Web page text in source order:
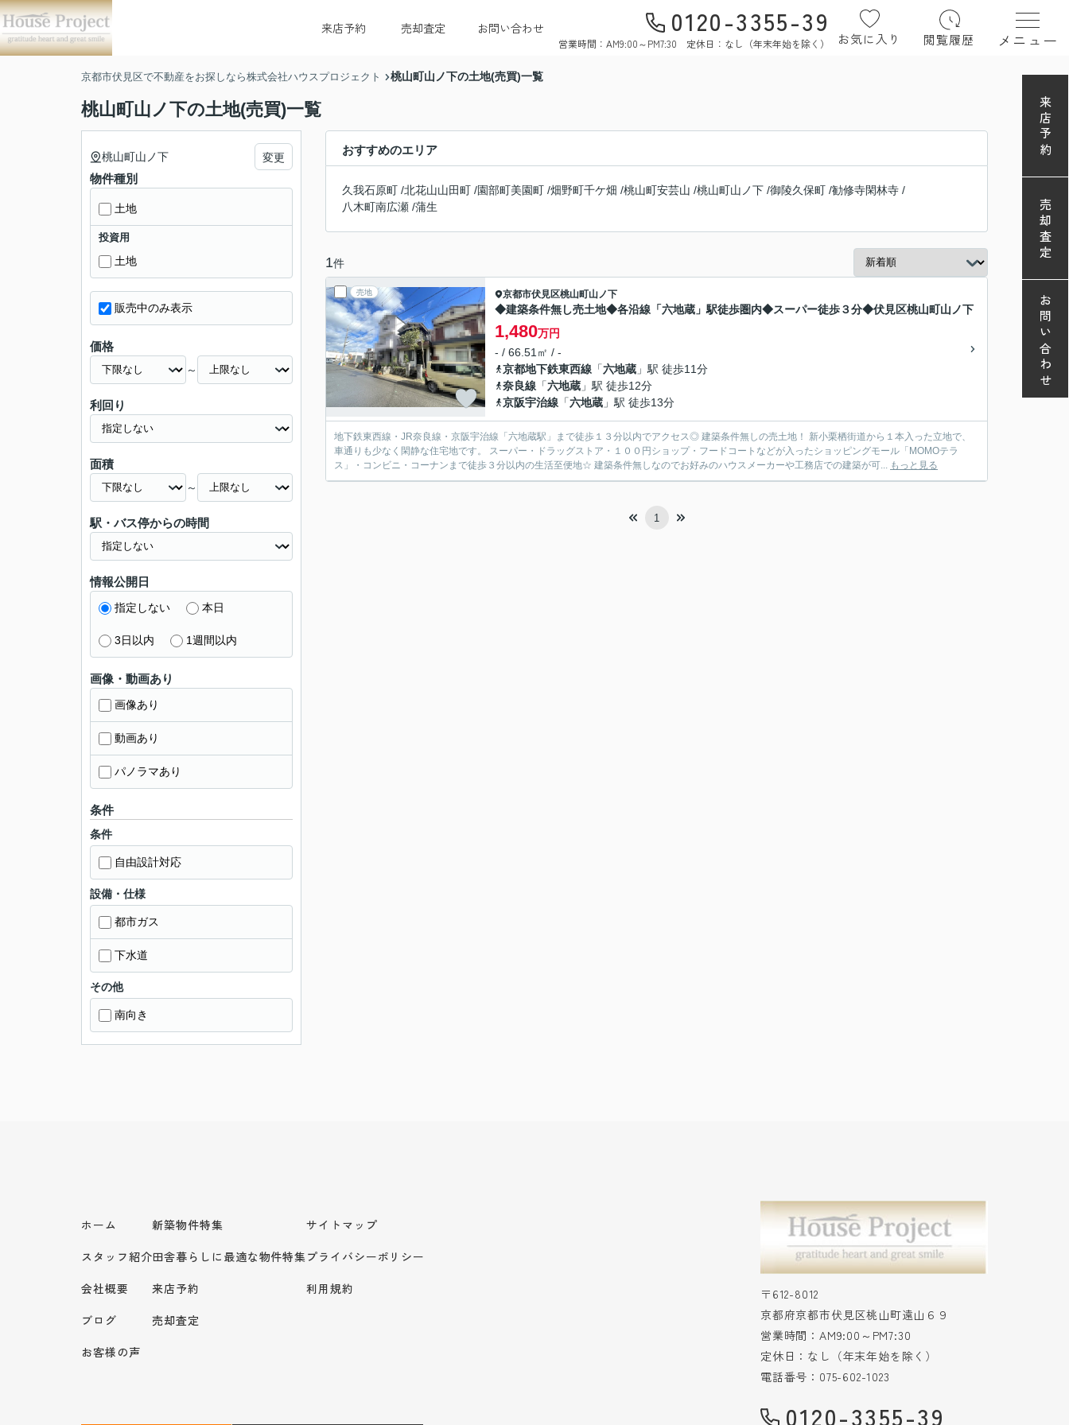
来店予約 売却査定 お問い合わせ 0120-3355-39
営業時間：AM9:00～PM7:30 定休日：なし（年末年始を除く） お気に入り 閲覧履歴 メニュー
京都市伏見区で不動産をお探しなら株式会社ハウスプロジェクト 桃山町山ノ下の土地(売買)一覧
桃山町山ノ下の土地(売買)一覧
おすすめのエリア
久我石原町 /北花山山田町 /園部町美園町 /畑野町千ケ畑 /桃山町安芸山 /桃山町山ノ下 /御陵久保町 /勧修寺閑林寺 /
八木町南広瀬 /蒲生
1件
売地 京都市伏見区桃山町山ノ下
◆建築条件無し売土地◆各沿線「六地蔵」駅徒歩圏内◆スーパー徒歩３分◆伏見区桃山町山ノ下
1,480万円
- / 66.51㎡ / -
京都地下鉄東西線 「六地蔵 」駅 徒歩11分
奈良線 「六地蔵 」駅 徒歩12分
京阪宇治線 「六地蔵 」駅 徒歩13分
地下鉄東西線・JR奈良線・京阪宇治線「六地蔵駅」まで徒歩１３分以内でアクセス◎ 建築条件無しの売土地！ 新小栗栖街道から１本入った立地で、
車通りも少なく閑静な住宅地です。 スーパー・ドラッグストア・１００円ショップ・フードコートなどが入ったショッピングモール「MOMOテラ
ス」・コンビニ・コーナンまで徒歩３分以内の生活至便地☆ 建築条件無しなのでお好みのハウスメーカーや工務店での建築が可... もっと見る
1
桃山町山ノ下 変更
物件種別
土地
投資用
土地
販売中のみ表示
価格
～
利回り
面積
～
駅・バス停からの時間
情報公開日
指定しない 本日
3日以内 1週間以内
画像・動画あり
画像あり
動画あり
パノラマあり
条件
条件
自由設計対応
設備・仕様
都市ガス
下水道
その他
南向き
ホーム
スタッフ紹介
会社概要
ブログ
お客様の声
新築物件特集
田舎暮らしに最適な物件特集
来店予約
売却査定
サイトマップ
プライバシーポリシー
利用規約
〒612-8012
京都府京都市伏見区桃山町遠山６９
営業時間：AM9:00～PM7:30
定休日：なし（年末年始を除く）
電話番号：075-602-1023
0120-3355-39
来店予約
売却査定
お問い合わせ